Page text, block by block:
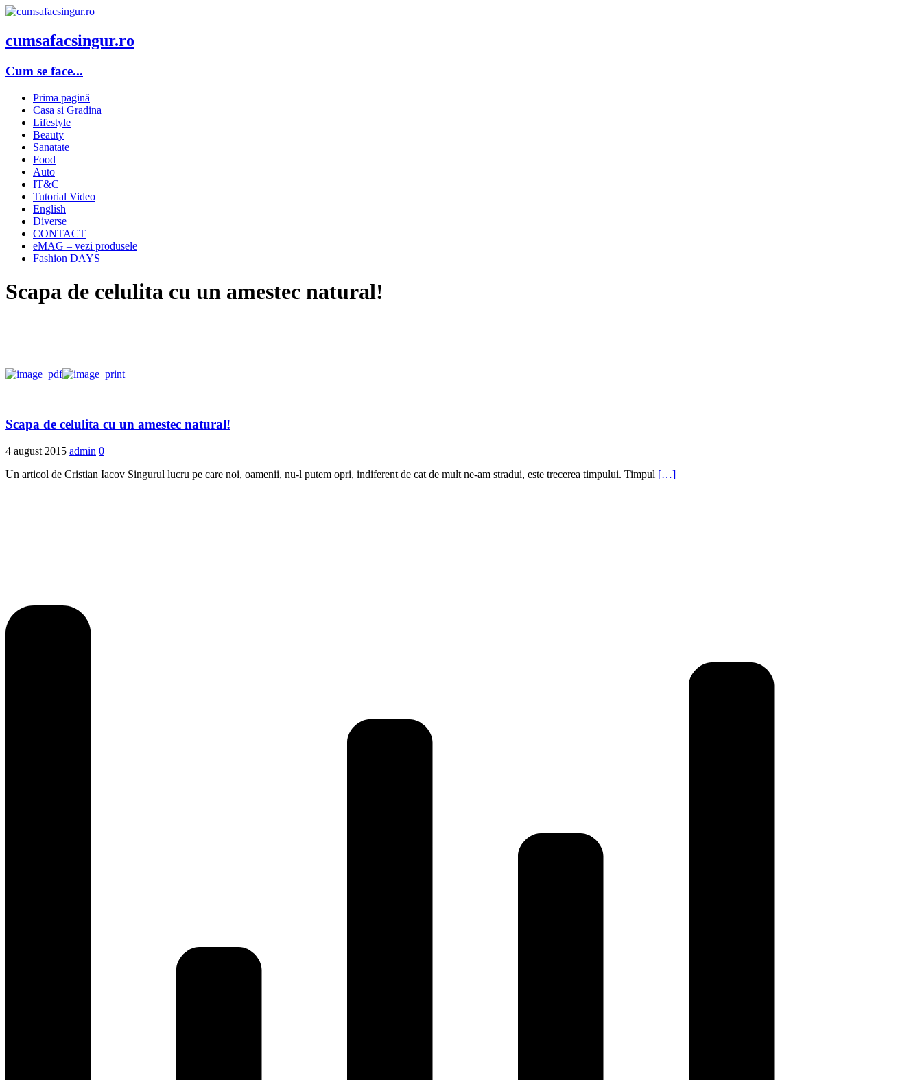
cumsafacsingur.ro
Cum se face...
Prima pagină
Casa si Gradina
Lifestyle
Beauty
Sanatate
Food
Auto
IT&C
Tutorial Video
English
Diverse
CONTACT
eMAG – vezi produsele
Fashion DAYS
Scapa de celulita cu un amestec natural!
Scapa de celulita cu un amestec natural!
4 august 2015 admin 0
Un articol de Cristian Iacov Singurul lucru pe care noi, oamenii, nu-l putem opri, indiferent de cat de mult ne-am stradui, este trecerea timpului. Timpul […]